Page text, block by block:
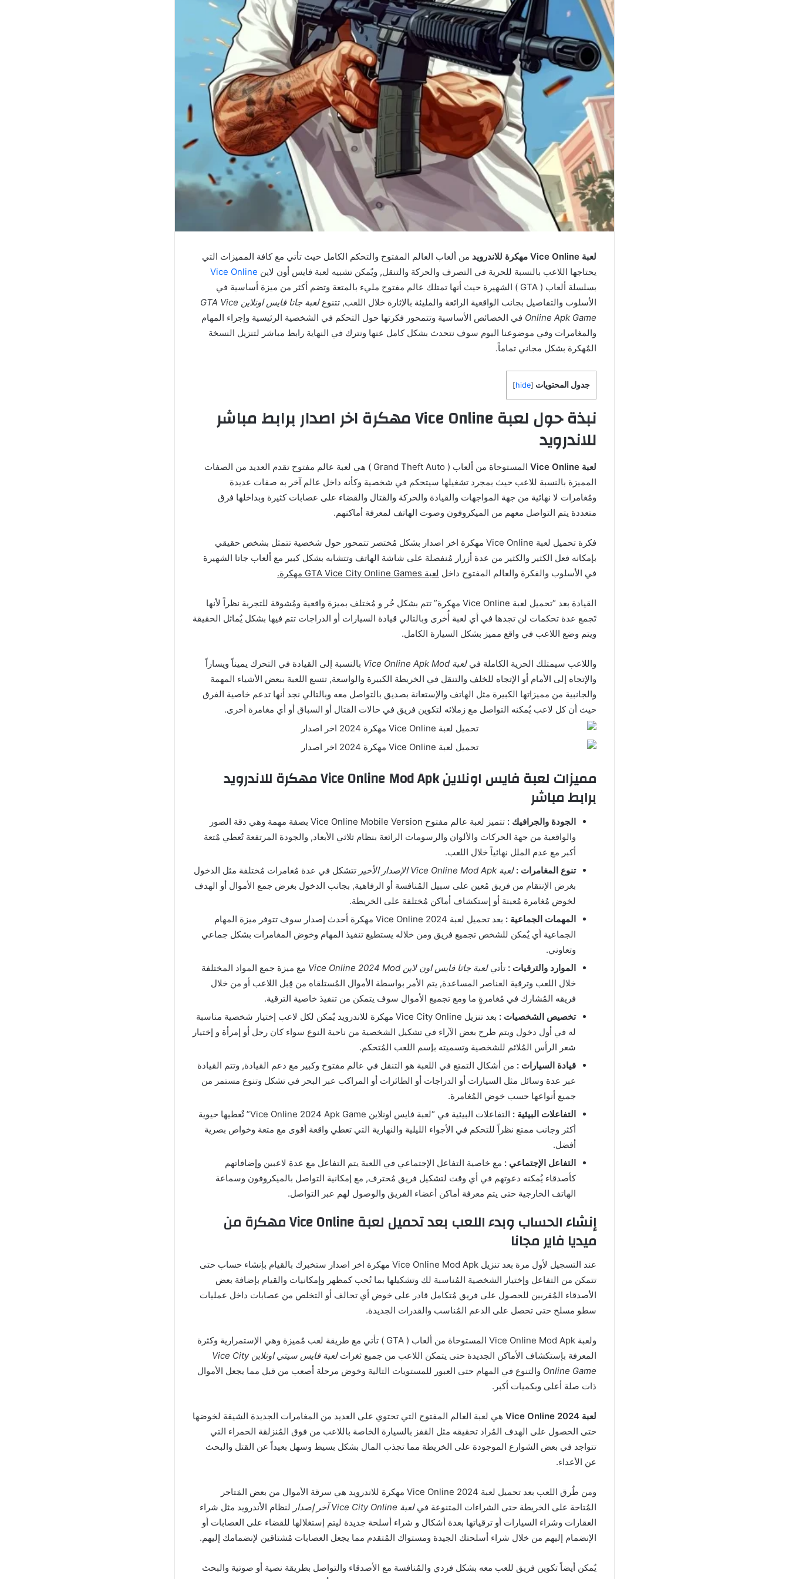
لعبة Vice Online مهكرة للاندرويد
من ألعاب العالم المفتوح والتحكم الكامل حيث تأتي مع كافة المميزات التي
يحتاجها اللاعب بالنسبة للحرية في التصرف والحركة والتنقل, ويٌمكن تشبيه لعبة فايس أون لاين Vice Online
بسلسلة ألعاب ( GTA ) الشهيرة حيث أنها تمتلك عالم مفتوح مليء بالمتعة وتضم أكثر من ميزة أساسية في
الأسلوب والتفاصيل بجانب الواقعية الرائعة والمليئة بالإثارة خلال اللعب, تتنوع
لعبة جاتا فايس اونلاين GTA Vice
Online Apk Game في الخصائص الأساسية وتتمحور فكرتها حول التحكم في الشخصية الرئيسية وإجراء المهام
والمغامرات وفي موضوعنا اليوم سوف نتحدث بشكل كامل عنها ونترك في النهاية رابط مباشر لتنزيل النسخة
المٌهكرة بشكل مجاني تماماً.
جدول المحتويات [
hide
]
نبذة حول لعبة Vice Online مهكرة اخر اصدار برابط مباشر
للاندرويد
لعبة Vice Online
المستوحاة من ألعاب ( Grand Theft Auto ) هي لعبة عالم مفتوح تقدم العديد من الصفات
المميزة بالنسبة للاعب حيث بمجرد تشغيلها سيتحكم في شخصية وكأنه داخل عالم آخر به صفات عديدة
ومُغامرات لا نهائية من جهة المواجهات والقيادة والحركة والقتال والقضاء على عصابات كثيرة وبداخلها فرق
متعددة يتم التواصل معهم من الميكروفون وصوت الهاتف لمعرفة أماكنهم.
فكرة تحميل لعبة Vice Online مهكرة اخر اصدار بشكل مُختصر تتمحور حول شخصية تتمثل بشخص حقيقي
بإمكانه فعل الكثير والكثير من عدة أزرار مُنفصلة على شاشة الهاتف وتتشابه بشكل كبير مع ألعاب جاتا الشهيرة
في الأسلوب والفكرة والعالم المفتوح داخل لعبة GTA Vice City Online Games مهكرة.
القيادة بعد “تحميل لعبة Vice Online مهكرة” تتم بشكل حُر و مُختلف بميزة واقعية ومُشوقة للتجربة نظراً لأنها
تَجمع عدة تحكمات لن تجدها في أي لعبة أُخرى وبالتالي قيادة السيارات أو الدراجات تتم فيها بشكل يُماثل الحقيقة
ويتم وضع اللاعب في واقع مميز بشكل السيارة الكامل.
واللاعب سيمتلك الحرية الكاملة فيلعبة Vice Online Apk Mod
بالنسبة إلى القيادة في التحرك يميناً ويساراً
والإتجاه إلى الأمام أو الإتجاه للخلف والتنقل في الخريطة الكبيرة والواسعة, تتسع اللعبة ببعض الأشياء المهمة
والجانبية من مميزاتها الكبيرة مثل الهاتف والإستعانة بصديق بالتواصل معه وبالتالي نجد أنها تدعم خاصية الفرق
حيث أن كل لاعب يُمكنه التواصل مع زملائه لتكوين فريق في حالات القتال أو السباق أو أي مغامرة أخرى.
مميزات لعبة فايس اونلاين Vice Online Mod Apk مهكرة للاندرويد
برابط مباشر
الجودة والجرافيك :
تتميز لعبة عالم مفتوح Vice Online Mobile Version بصفة مهمة وهي دقة الصور
والواقعية من جهة الحركات والألوان والرسومات الرائعة بنظام ثلاثي الأبعاد, والجودة المرتفعة تٌعطي مٌتعة
أكبر مع عدم الملل نهائياً خلال اللعب.
تنوع المغامرات : لعبة Vice Online Mod Apk الإصدار الأخير
تتشكل في عدة مُغامرات مُختلفة مثل الدخول
بغرض الإنتقام من فريق مُعين على سبيل المُنافسة أو الرفاهية, بجانب الدخول بغرض جمع الأموال أو الهدف
لخوض مُغامرة مُعينة أو إستكشاف أماكن مُختلفة على الخريطة.
المهمات الجماعية :
بعد تحميل لعبة Vice Online 2024 مهكرة أحدث إصدار سوف تتوفر ميزة المهام
الجماعية أي يٌمكن للشخص تجميع فريق ومن خلاله يستطيع تنفيذ المهام وخوض المغامرات بشكل جماعي
وتعاوني.
الموارد والترقيات : تأتيلعبة جاتا فايس اون لاين Vice Online 2024 Mod
مع ميزة جمع المواد المختلفة
خلال اللعب وترقية العناصر المساعدة, يتم الأمر بواسطة الأموال المُستلقاه من قِبل اللاعب أو من خلال
فريقه المُشارك في مُغامرةٍ ما ومع تجميع الأموال سوف يتمكن من تنفيذ خاصية الترقية.
تخصيص الشخصيات :
بعد تنزيل Vice City Online مهكرة للاندرويد يٌمكن لكل لاعب إختيار شخصية مناسبة
له في أول دخول ويتم طرح بعض الآراء في تشكيل الشخصية من ناحية النوع سواء كان رجل أو إمرأة و إختيار
شعر الرأس المُلائم للشخصية وتسميته بإسم اللعب المُتحكم.
قيادة السيارات : من أشكال التمتع في اللعبة هو التنقل في عالم مفتوح وكبير مع دعم القيادة, وتتم القيادة
عبر عدة وسائل مثل السيارات أو الدراجات أو الطائرات أو المراكب عبر البحر في تشكل وتنوع مستمر من
جميع أنواعها حسب خوض المُغامرة.
التفاعلات البيئية :
التفاعلات البيئية في “لعبة فايس اونلاين Vice Online 2024 Apk Game” تٌعطيها حيوية
أكثر وجانب ممتع نظراً للتحكم في الأجواء الليلية والنهارية التي تعطي واقعة أقوى مع متعة وخواص بصرية
أفضل.
التفاعل الإجتماعي : مع خاصية التفاعل الإجتماعي في اللعبة يتم التفاعل مع عدة لاعبين وإضافاتهم
كأصدقاء يُمكنه دعوتهم في أي وقت لتشكيل فريق مُحترف, مع إمكانية التواصل بالميكروفون وسماعة
الهاتف الخارجية حتى يتم معرفة أماكن أعضاء الفريق والوصول لهم عبر التواصل.
إنشاء الحساب وبدء اللعب بعد تحميل لعبة Vice Online مهكرة من
ميديا فاير مجانا
عند التسجيل لأول مرة بعد تنزيل Vice Online Mod Apk مهكرة اخر اصدار ستخبرك بالقيام بإنشاء حساب حتى
تتمكن من التفاعل وإختيار الشخصية المُناسبة لك وتشكيلها بما تُحب كمظهر وإمكانيات والقيام بإضافة بعض
الأصدقاء المُقربين للحصول على فريق مُتكامل قادر على خوض أي تحالف أو التخلص من عصابات داخل عمليات
سطو مسلح حتى تحصل على الدعم المُناسب والقدرات الجديدة.
ولعبة Vice Online Mod Apk المستوحاة من ألعاب ( GTA ) تأتي مع طريقة لعب مٌميزة وهي الإستمرارية وكثرة
المعرفة بإستكشاف الأماكن الجديدة حتى يتمكن اللاعب من جميع ثغرات
لعبة فايس سيتي اونلاين Vice City
Online Game والتنوع في المهام حتى العبور للمستويات التالية وخوض مرحلة أصعب من قبل مما يجعل الأموال
ذات صلة أعلى وبكميات أكبر.
لعبة Vice Online 2024
هي لعبة العالم المفتوح التي تحتوي على العديد من المغامرات الجديدة الشيقة لخوضها
حتى الحصول على الهدف المُراد تحقيقه مثل القفز بالسيارة الخاصة باللاعب من فوق المُنزلقة الحمراء التي
تتواجد في بعض الشوارع الموجودة على الخريطة مما تجذب المال بشكل بسيط وسهل بعيداً عن القتل والبحث
عن الأعداء.
ومن طُرق اللعب بعد تحميل لعبة Vice Online 2024 مهكرة للاندرويد هي سرقة الأموال من بعض المَتاجر
المُتاحة على الخريطة حتى الشراءات المتنوعة فيلعبة Vice City Online آخر إصدار
لنظام الأندرويد مثل شراء
العقارات وشراء السيارات أو ترقياتها بعدة أشكال و شراء أسلحة جديدة ليتم إستغلالها للقضاء على العصابات أو
الإنضمام إليهم من خلال شراء أسلحتك الجيدة ومستواك المُتقدم مما يجعل العصابات مُشتاقين لإنضمامك إليهم.
يُمكن أيضاً تكوين فريق للعب معه بشكل فردي والمُنافسة مع الأصدقاء والتواصل بطريقة نصية أو صوتية والبحث